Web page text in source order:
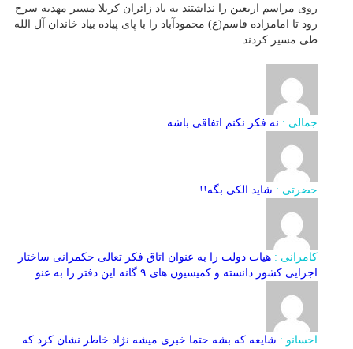
روی مراسم اربعین را نداشتند به یاد زائران کربلا مسیر مهدیه سرخ
رود تا امامزاده قاسم(ع) محمودآباد را با پای پیاده بیاد خاندان آل الله
طی مسیر کردند.
جمالی : نه فکر نکنم اتفاقی باشه...
حضرتی : شاید الکی بگه!!...
کامرانی : هیات دولت را به عنوان اتاق فکر تعالی حکمرانی ساختار
اجرایی کشور دانسته و کمیسیون های ۹ گانه این دفتر را به عنو...
احسانو : شایعه که بشه حتما خبری میشه نژاد خاطر نشان کرد که